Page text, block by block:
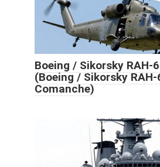
Boeing / Sikorsky RAH-
(Boeing / Sikorsky RAH-
Comanche)